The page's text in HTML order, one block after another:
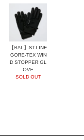
【BAL】ST-LINE
GORE-TEX WIN
D STOPPER GL
OVE
SOLD OUT